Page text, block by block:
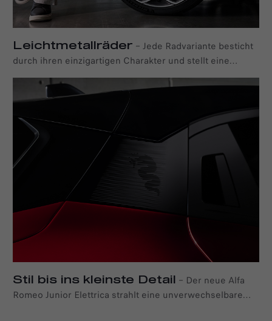
Leichtmetallräder – Jede Radvariante besticht
durch ihren einzigartigen Charakter und stellt eine
zeitgenössische Neuinterpretation der reichen Tradition
der Marke Alfa Romeo dar.
Stil bis ins kleinste Detail – Der neue Alfa
Romeo Junior Elettrica strahlt eine unverwechselbare